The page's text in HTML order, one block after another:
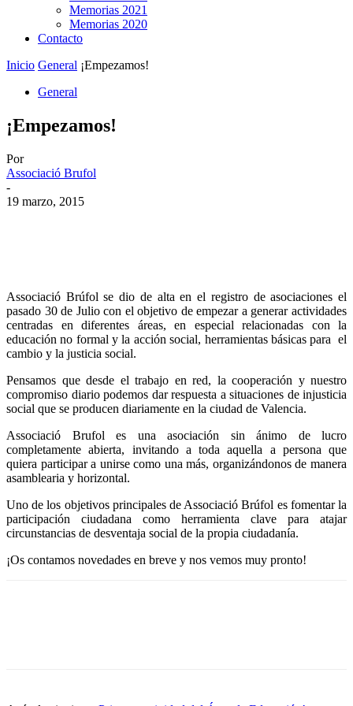
Memorias 2021
Memorias 2020
Contacto
Inicio General ¡Empezamos!
General
¡Empezamos!
Por
Associació Brufol
-
19 marzo, 2015
Associació Brúfol se dio de alta en el registro de asociaciones el
pasado 30 de Julio con el objetivo de empezar a generar actividades
centradas en diferentes áreas, en especial relacionadas con la
educación no formal y la acción social, herramientas básicas para el
cambio y la justicia social.
Pensamos que desde el trabajo en red, la cooperación y nuestro
compromiso diario podemos dar respuesta a situaciones de injusticia
social que se producen diariamente en la ciudad de Valencia.
Associació Brufol es una asociación sin ánimo de lucro
completamente abierta, invitando a toda aquella a persona que
quiera participar a unirse como una más, organizándonos de manera
asamblearia y horizontal.
Uno de los objetivos principales de Associació Brúfol es fomentar la
participación ciudadana como herramienta clave para atajar
circunstancias de desventaja social de la propia ciudadanía.
¡Os contamos novedades en breve y nos vemos muy pronto!